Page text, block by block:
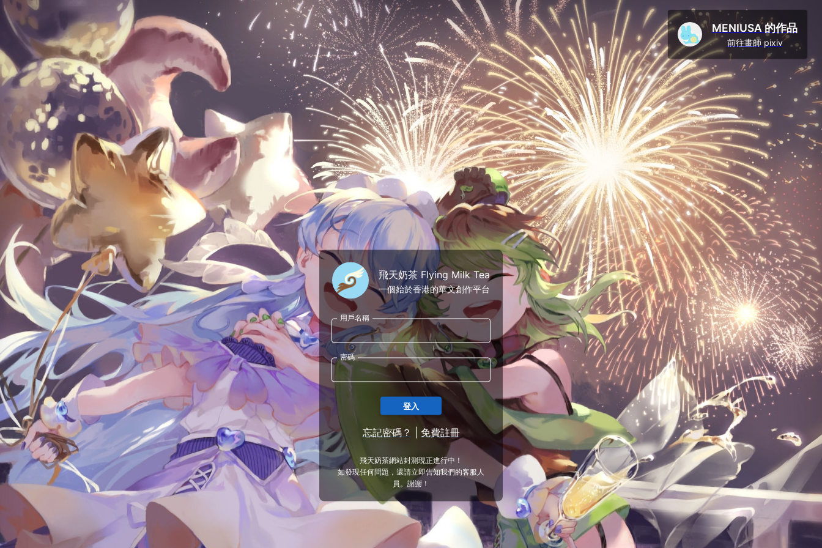
飛天奶茶 Flying Milk Tea
一個始於香港的華文創作平台
用戶名稱
密碼
登入
忘記密碼？ 免費註冊
飛天奶茶網站封測現正進行中！
如發現任何問題，還請立即告知我們的客服人
員。謝謝！
MENIUSA 的作品
前往畫師 pixiv